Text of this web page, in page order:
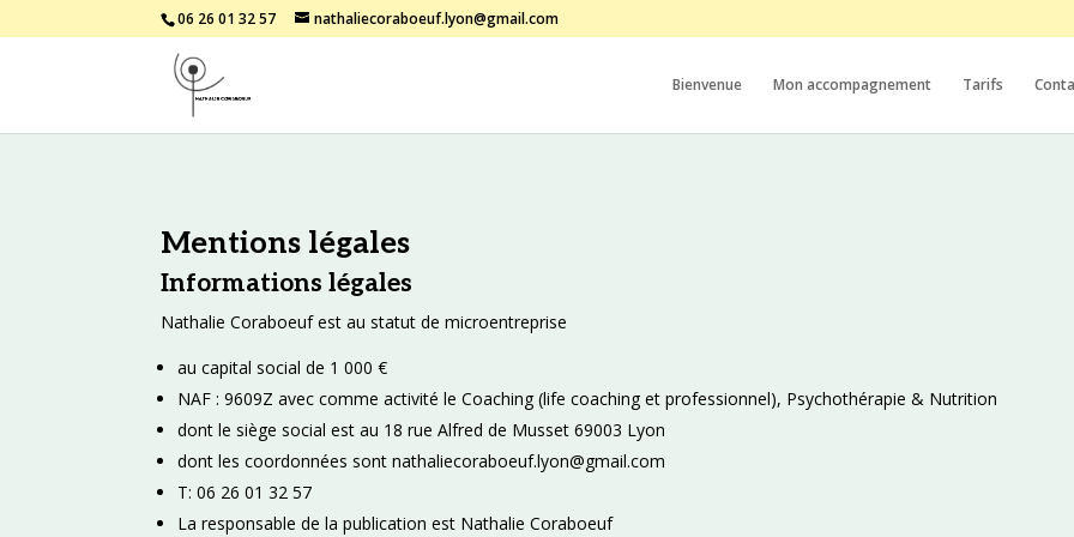
06 26 01 32 57 nathaliecoraboeuf.lyon@gmail.com
Bienvenue Mon accompagnement Tarifs
Mentions légales
Informations légales
Nathalie Coraboeuf est au statut de microentreprise
au capital social de 1 000 €
NAF : 9609Z avec comme activité le Coaching (life coaching et professionnel), Psychothérapie & Nutrition
dont le siège social est au 18 rue Alfred de Musset 69003 Lyon
dont les coordonnées sont nathaliecoraboeuf.lyon@gmail.com
T: 06 26 01 32 57
La responsable de la publication est Nathalie Coraboeuf